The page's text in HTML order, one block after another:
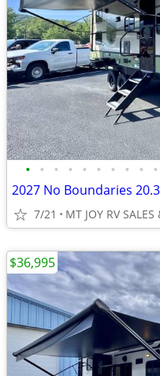
• • • • • • • • • •
2027 No Boundaries
7/21 MT JOY RV SALES
$36,995